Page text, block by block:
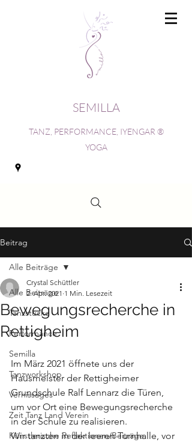
SEMILLA
TANZ, PERFORMANCE, IYENGAR ®
YOGA
Beitrag
Alle Beiträge
Tanzstücke
Performance
Semilla
Tanzworkshop
Vernissages
Zeit Tanz Land Verein
Künstlerische Reflektionen/Beiträge
Alle Beiträge
Bewegungsrecherche in
Rettigheim
Crystal Schüttler
2. Apr. 2021 1 Min. Lesezeit
Im März 2021 öffnete uns der
Hausmeister der Rettigheimer
Grundschule Ralf Lennarz die Türen,
um vor Ort eine Bewegungsrecherche
in der Schule zu realisieren.
Wir tanzten in der leeren Turnhalle, vor